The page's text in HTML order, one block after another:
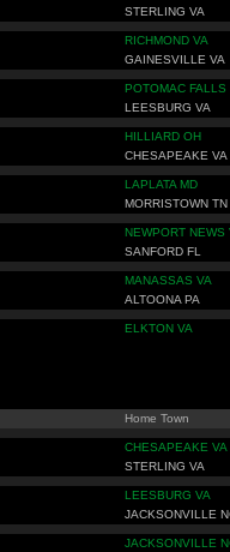
STERLING VA
RICHMOND VA
GAINESVILLE VA
POTOMAC FALLS
LEESBURG VA
HILLIARD OH
CHESAPEAKE VA
LAPLATA MD
MORRISTOWN TN
NEWPORT NEWS
SANFORD FL
MANASSAS VA
ALTOONA PA
ELKTON VA
Home Town
CHESAPEAKE VA
STERLING VA
LEESBURG VA
JACKSONVILLE
JACKSONVILLE